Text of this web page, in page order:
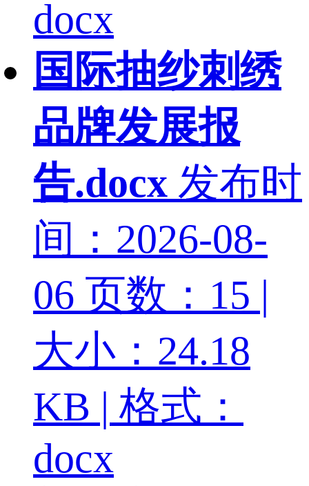
docx
国际抽纱刺绣
品牌发展报
告.docx 发布时
间：2026-08-
06 页数：15 |
大小：24.18
KB | 格式：
docx